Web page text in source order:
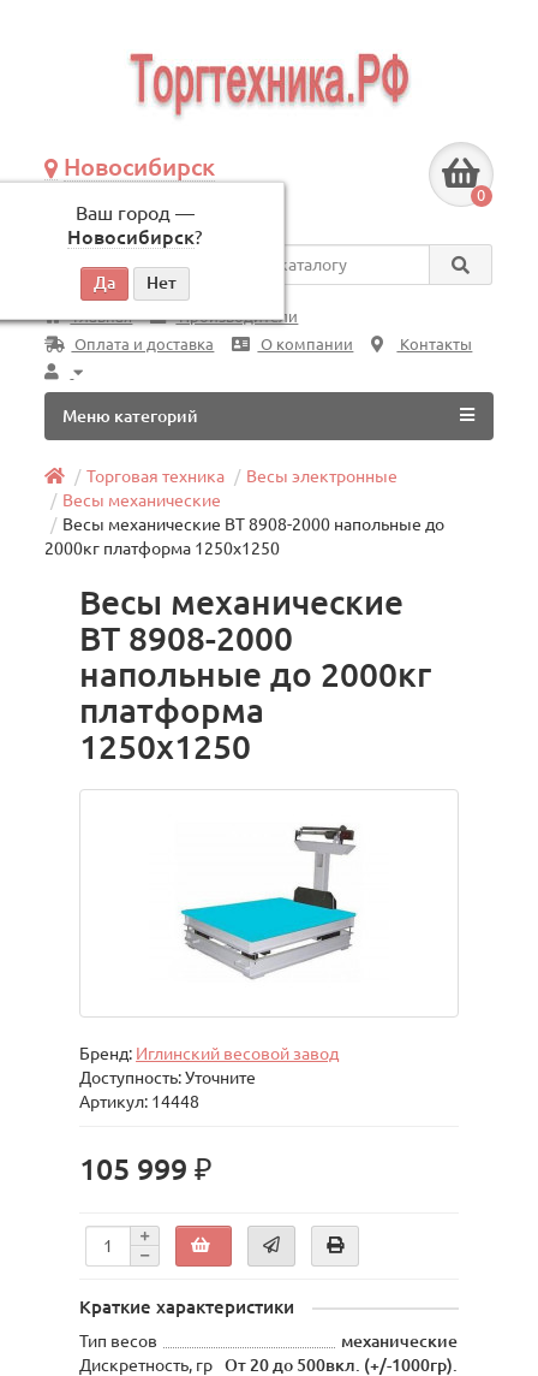
Новосибирск
Ваш город —
Новосибирск?
по будням, с 09:00 до 18:00
0
Везде
Главная
Производители
Оплата и доставка
О компании Контакты
Меню категорий
Торговая техника
Весы электронные
Весы механические
Весы механические ВТ 8908-2000 напольные до
2000кг платформа 1250х1250
Весы механические
ВТ 8908-2000
напольные до 2000кг
платформа
1250х1250
Бренд: Иглинский весовой завод
Доступность: Уточните
Артикул: 14448
105 999 ₽
Краткие характеристики
Тип весов
механические
Дискретность, гр
От 20 до 500вкл. (+/-1000гр).